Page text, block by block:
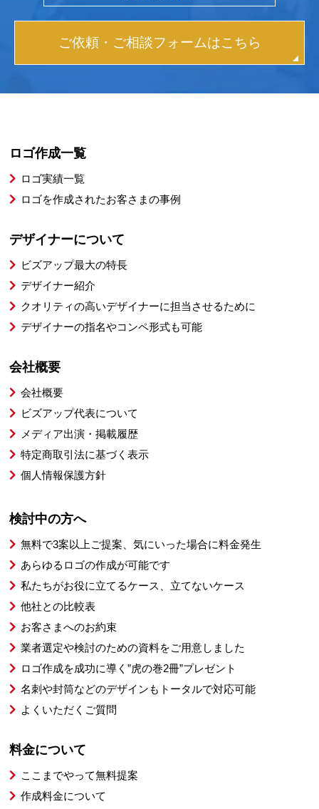
ご依頼・ご相談フォームはこちら
ロゴ作成一覧
ロゴ実績一覧
ロゴを作成されたお客さまの事例
デザイナーについて
ビズアップ最大の特長
デザイナー紹介
クオリティの高いデザイナーに担当させるために
デザイナーの指名やコンペ形式も可能
会社概要
会社概要
ビズアップ代表について
メディア出演・掲載履歴
特定商取引法に基づく表示
個人情報保護方針
検討中の方へ
無料で3案以上ご提案、気にいった場合に料金発生
あらゆるロゴの作成が可能です
私たちがお役に立てるケース、立てないケース
他社との比較表
お客さまへのお約束
業者選定や検討のための資料をご用意しました
ロゴ作成を成功に導く”虎の巻2冊”プレゼント
名刺や封筒などのデザインもトータルで対応可能
よくいただくご質問
料金について
ここまでやって無料提案
作成料金について